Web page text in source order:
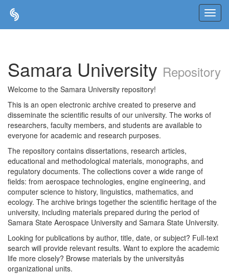
Samara University Repository
Welcome to the Samara University repository!
This is an open electronic archive created to preserve and
disseminate the scientific results of our university. The works of
researchers, faculty members, and students are available to
everyone for academic and research purposes.
The repository contains dissertations, research articles,
educational and methodological materials, monographs, and
regulatory documents. The collections cover a wide range of
fields: from aerospace technologies, engine engineering, and
computer science to history, linguistics, mathematics, and
ecology. The archive brings together the scientific heritage of the
university, including materials prepared during the period of
Samara State Aerospace University and Samara State University.
Looking for publications by author, title, date, or subject? Full-text
search will provide relevant results. Want to explore the academic
life more closely? Browse materials by the universityâs
organizational units.